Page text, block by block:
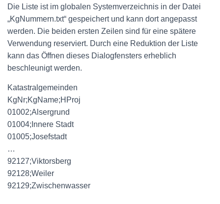
Die Liste ist im globalen Systemverzeichnis in der Datei
„KgNummern.txt“ gespeichert und kann dort angepasst
werden. Die beiden ersten Zeilen sind für eine spätere
Verwendung reserviert. Durch eine Reduktion der Liste
kann das Öffnen dieses Dialogfensters erheblich
beschleunigt werden.
Katastralgemeinden
KgNr;KgName;HProj
01002;Alsergrund
01004;Innere Stadt
01005;Josefstadt
…
92127;Viktorsberg
92128;Weiler
92129;Zwischenwasser